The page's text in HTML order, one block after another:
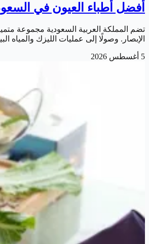
أفضل أطباء العيون في السعودية لعام 2026 | قائمة أشهر
تضم المملكة العربية السعودية مجموعة
الإبصار. وصولًا إلى عمليات الليزك
5 أغسطس 2026